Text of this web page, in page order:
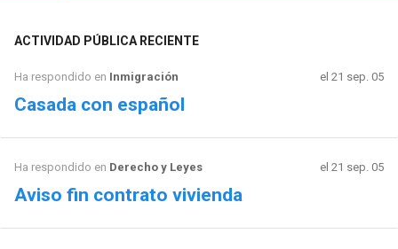
ACTIVIDAD PÚBLICA RECIENTE
Ha respondido en Inmigración el 21 sep. 05
Casada con español
Ha respondido en Derecho y Leyes el 21 sep. 05
Aviso fin contrato vivienda